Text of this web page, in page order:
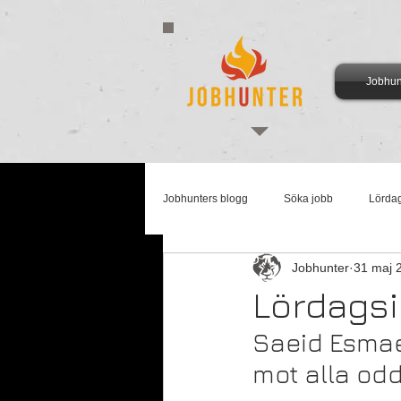
Jobhunters blogg Söka jobb
ArbetsmarknadsmåndagJobhunter 31 maj
Saeid
mot alla